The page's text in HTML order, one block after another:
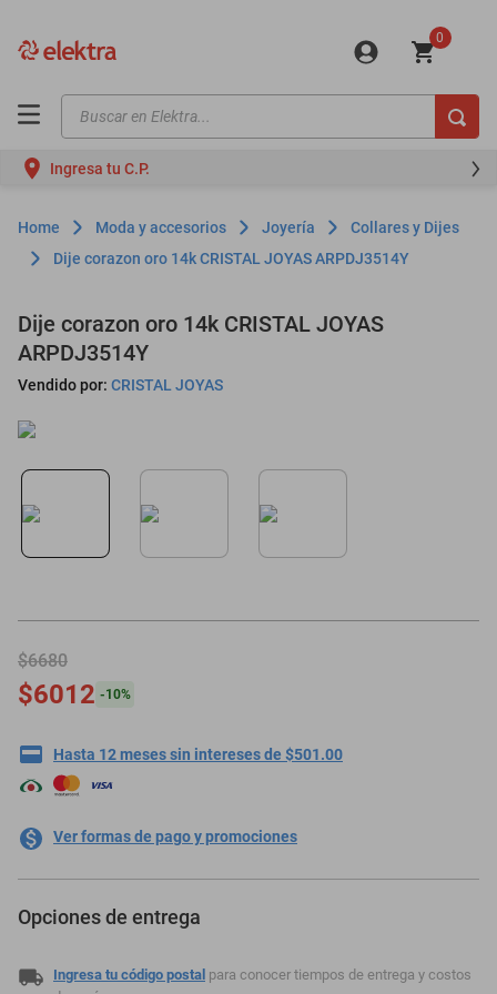
0
Buscar en Elektra...
Ingresa tu C.P.
Moda y accesorios Joyería
Collares y Dijes
Dije corazon oro 14k CRISTAL JOYAS ARPDJ3514Y
Dije corazon oro 14k CRISTAL JOYAS
ARPDJ3514Y
Vendido por: CRISTAL JOYAS
$6680
$6012 -10%
Hasta 12 meses sin intereses de $501.00
Ver formas de pago y promociones
Opciones de entrega
Ingresa tu código postal para conocer tiempos de entrega y costos
motos
moto
celulares
refrigeradores
lavadoras